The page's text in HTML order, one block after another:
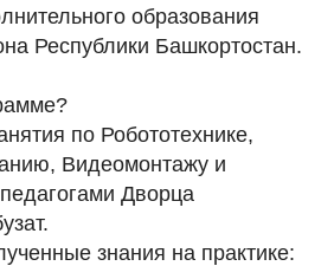
образования
Республики Башкортостан.
по Робототехнике,
Видеомонтажу и
Дворца
знания на практике: